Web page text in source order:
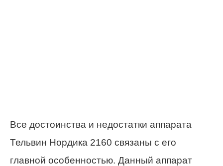
Все достоинства и недостатки аппарата
Тельвин Нордика 2160 связаны с его
главной особенностью. Данный аппарат